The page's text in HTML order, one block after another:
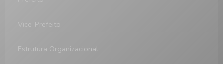
Vice-Prefeito
Estrutura Organizacional